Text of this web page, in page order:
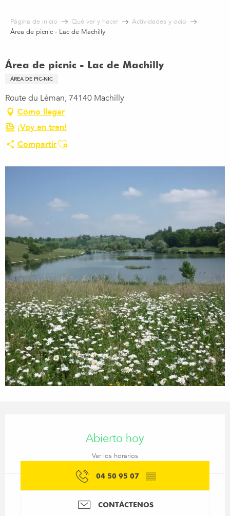
contenu
Página de inicio Qué ver y hacer
Actividades y ocio
Área de picnic - Lac de Machilly
Área de picnic - Lac de Machilly
ÁREA DE PIC-NIC
Route du Léman, 74140 Machilly
Cómo llegar
¡Voy en tren!
CompartirAjouter aux favoris
Abierto hoy
Ver los horarios
04 50 95 07 ▒▒
CONTÁCTENOS